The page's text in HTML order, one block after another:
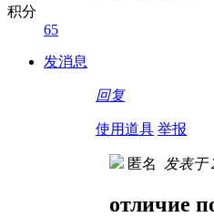
积分
65
发消息
回复
使用道具 举报
匿名 发表于
отличие